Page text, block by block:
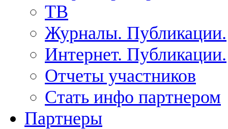
ТВ
Журналы. Публикации.
Интернет. Публикации.
Отчеты участников
Стать инфо партнером
Партнеры